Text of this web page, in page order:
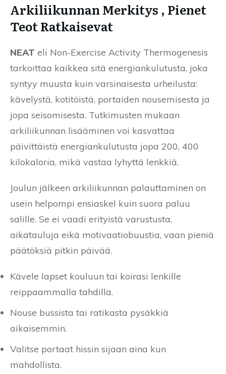
Arkiliikunnan Merkitys , Pienet
Teot Ratkaisevat
NEAT eli Non-Exercise Activity Thermogenesis
tarkoittaa kaikkea sitä energiankulutusta, joka
syntyy muusta kuin varsinaisesta urheilusta:
kävelystä, kotitöistä, portaiden nousemisesta ja
jopa seisomisesta. Tutkimusten mukaan
arkiliikunnan lisääminen voi kasvattaa
päivittäistä energiankulutusta jopa 200, 400
kilokaloria, mikä vastaa lyhyttä lenkkiä.
Joulun jälkeen arkiliikunnan palauttaminen on
usein helpompi ensiaskel kuin suora paluu
salille. Se ei vaadi erityistä varustusta,
aikatauluja eikä motivaatiobuustia, vaan pieniä
päätöksiä pitkin päivää.
Kävele lapset kouluun tai koirasi lenkille
reippaammalla tahdilla.
Nouse bussista tai ratikasta pysäkkiä
aikaisemmin.
Valitse portaat hissin sijaan aina kun
mahdollista.